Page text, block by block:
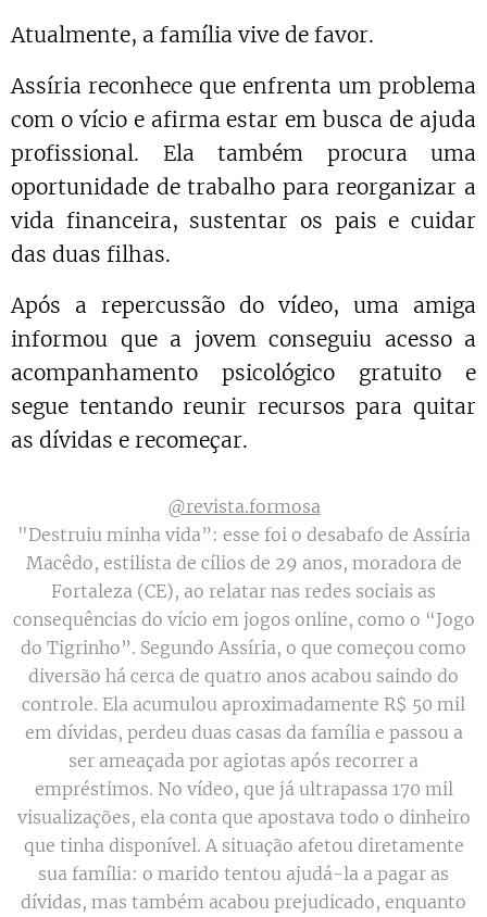
Atualmente, a família vive de favor.
Assíria reconhece que enfrenta um problema
com o vício e afirma estar em busca de ajuda
profissional. Ela também procura uma
oportunidade de trabalho para reorganizar a
vida financeira, sustentar os pais e cuidar
das duas filhas.
Após a repercussão do vídeo, uma amiga
informou que a jovem conseguiu acesso a
acompanhamento psicológico gratuito e
segue tentando reunir recursos para quitar
as dívidas e recomeçar.
@revista.formosa
"Destruiu minha vida”: esse foi o desabafo de Assíria
Macêdo, estilista de cílios de 29 anos, moradora de
Fortaleza (CE), ao relatar nas redes sociais as
consequências do vício em jogos online, como o “Jogo
do Tigrinho”. Segundo Assíria, o que começou como
diversão há cerca de quatro anos acabou saindo do
controle. Ela acumulou aproximadamente R$ 50 mil
em dívidas, perdeu duas casas da família e passou a
ser ameaçada por agiotas após recorrer a
empréstimos. No vídeo, que já ultrapassa 170 mil
visualizações, ela conta que apostava todo o dinheiro
que tinha disponível. A situação afetou diretamente
sua família: o marido tentou ajudá-la a pagar as
dívidas, mas também acabou prejudicado, enquanto